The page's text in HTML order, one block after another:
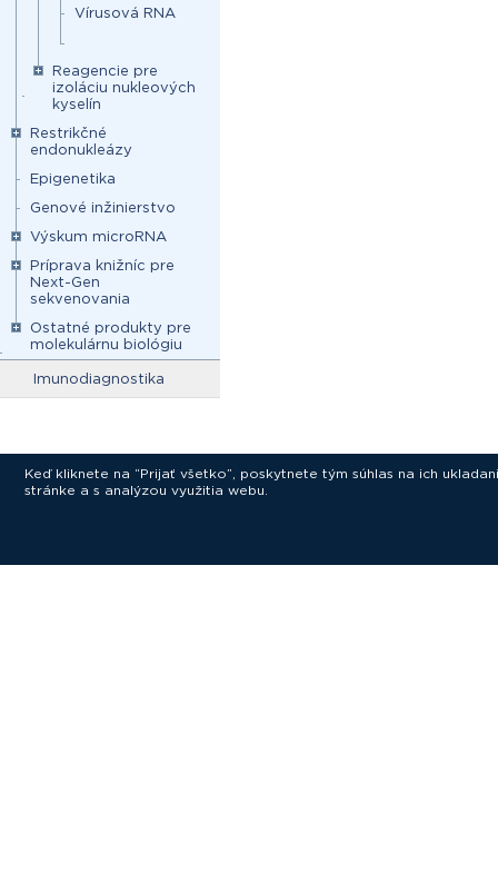
Vírusová RNA
Reagencie pre
izoláciu nukleových
kyselín
Restrikčné
endonukleázy
Epigenetika
Genové inžinierstvo
Výskum microRNA
Príprava knižníc pre
Next-Gen
sekvenovania
Ostatné produkty pre
molekulárnu biológiu
Imunodiagnostika
Keď kliknete na “Prijať všetko”, poskytnete tým súhlas na ich
stránke a s analýzou využitia webu.